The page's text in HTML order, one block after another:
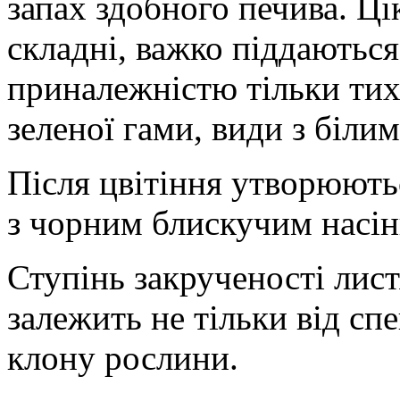
складні, важко
приналежністю тільки
зеленої гами, види з
Після цвітіння
з чорним блискучим
Ступінь закрученості
залежить не тільки від
клону рослини.